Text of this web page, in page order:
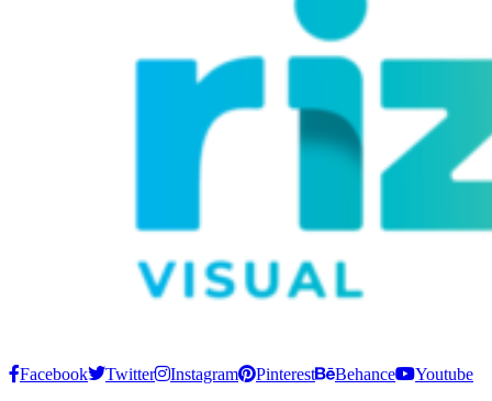
Facebook Twitter Instagram Pinterest Behance
Youtube